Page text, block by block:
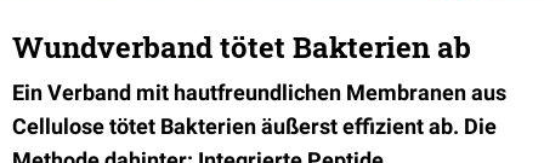
Wundverband tötet Bakterien ab
Ein Verband mit hautfreundlichen Membranen aus
Cellulose tötet Bakterien äußerst effizient ab. Die